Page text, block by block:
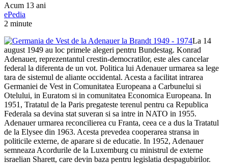
Acum 13 ani
ePedia
2 minute
La 14
august 1949 au loc primele alegeri pentru Bundestag. Konrad
Adenauer, reprezentantul crestin-democratilor, este ales cancelar
federal la diferenta de un vot. Politica lui Adenauer urmarea sa lege
tara de sistemul de aliante occidental. Acesta a facilitat intrarea
Germaniei de Vest in Comunitatea Europeana a Carbunelui si
Otelului, in Euratom si in comunitatea Economica Europeana. In
1951, Tratatul de la Paris pregateste terenul pentru ca Republica
Federala sa devina stat suveran si sa intre in NATO in 1955.
Adenauer urmarea reconcilierea cu Franta, ceea ce a dus la Tratatul
de la Elysee din 1963. Acesta prevedea cooperarea stransa in
politicile externe, de aparare si de educatie. In 1952, Adenauer
semneaza Acordurile de la Luxemburg cu ministrul de externe
israelian Sharett, care devin baza pentru legislatia despagubirilor.